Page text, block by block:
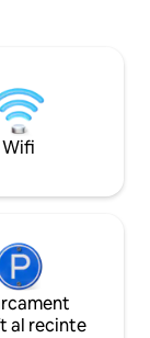
min » Waitomo,
de 280 Mbps ✅
condicionat/calefacció
la teva llista de
Wifi
al recinte